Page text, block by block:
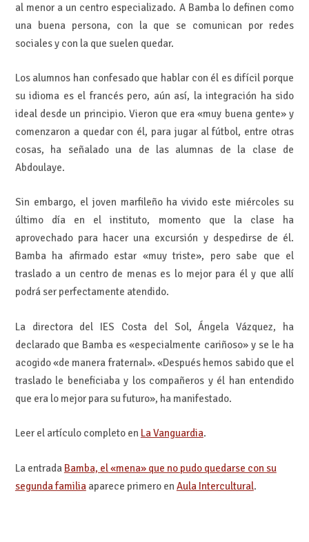
al menor a un centro especializado. A Bamba lo definen como
una buena persona, con la que se comunican por redes
sociales y con la que suelen quedar.
Los alumnos han confesado que hablar con él es difícil porque
su idioma es el francés pero, aún así, la integración ha sido
ideal desde un principio. Vieron que era «muy buena gente» y
comenzaron a quedar con él, para jugar al fútbol, entre otras
cosas, ha señalado una de las alumnas de la clase de
Abdoulaye.
Sin embargo, el joven marfileño ha vivido este miércoles su
último día en el instituto, momento que la clase ha
aprovechado para hacer una excursión y despedirse de él.
Bamba ha afirmado estar «muy triste», pero sabe que el
traslado a un centro de menas es lo mejor para él y que allí
podrá ser perfectamente atendido.
La directora del IES Costa del Sol, Ángela Vázquez, ha
declarado que Bamba es «especialmente cariñoso» y se le ha
acogido «de manera fraternal». «Después hemos sabido que el
traslado le beneficiaba y los compañeros y él han entendido
que era lo mejor para su futuro», ha manifestado.
Leer el artículo completo en La Vanguardia.
La entrada Bamba, el «mena» que no pudo quedarse con su
segunda familiaaparece primero en Aula Intercultural.